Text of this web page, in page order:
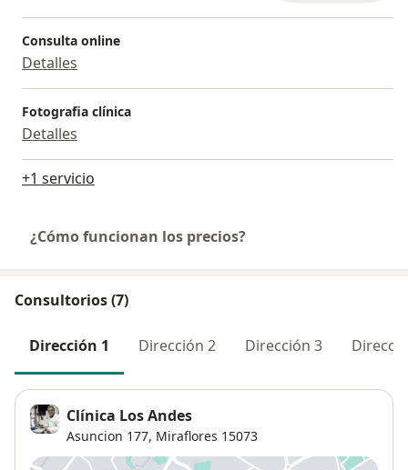
Consulta online
Detalles
Fotografia clínica
Detalles
+1 servicio
¿Cómo funcionan los precios?
Consultorios (7)
Dirección 1 Dirección 2 Dirección 3
Clínica Los Andes
Asuncion 177, Miraflores 15073